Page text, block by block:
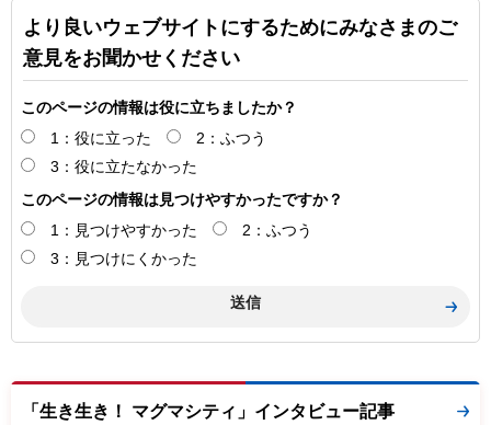
より良いウェブサイトにするためにみなさまのご
意見をお聞かせください
このページの情報は役に立ちましたか？
1：役に立った
2：ふつう
3：役に立たなかった
このページの情報は見つけやすかったですか？
1：見つけやすかった
2：ふつう
3：見つけにくかった
「生き生き！ マグマシティ」インタビュー記事